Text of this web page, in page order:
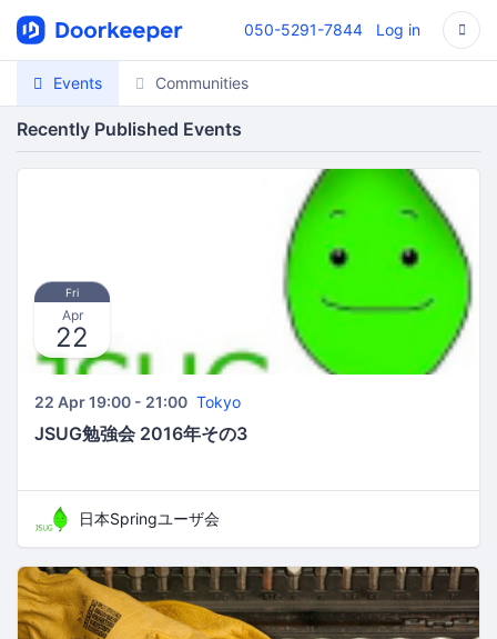
050-5291-7844 Log in
Events Communities
Recently Published Events
Fri
Apr
22
22 Apr 19:00 - 21:00 Tokyo
JSUG勉強会 2016年その3
日本Springユーザ会